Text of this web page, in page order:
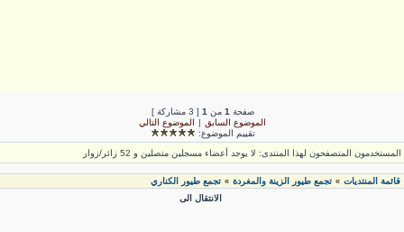
صفحة1 من [ 3 مشاركة ]
الموضوع السابق| الموضوع التالي
تقييم الموضوع:
المستخدمون المتصفحون لهذا المنتدى: لا يوجد أعضاء مسجلين متصلين و 52 زائر/زوار
قائمة المنتديات» تجمع طيور الزينة والمغردة» تجمع طيور الكناري
الانتقال الى